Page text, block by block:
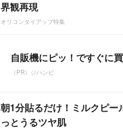
界観再現
オリコンタイアップ特集
自販機にピッ！ですぐに
（PR）ジハンピ
朝1分貼るだけ！ミルクピー
っとうるツヤ肌